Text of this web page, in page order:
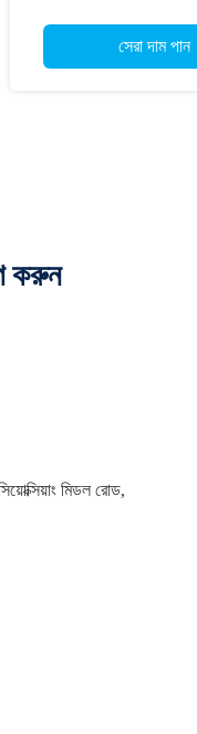
সেরা দাম পান
করুন
মিডল রোড,